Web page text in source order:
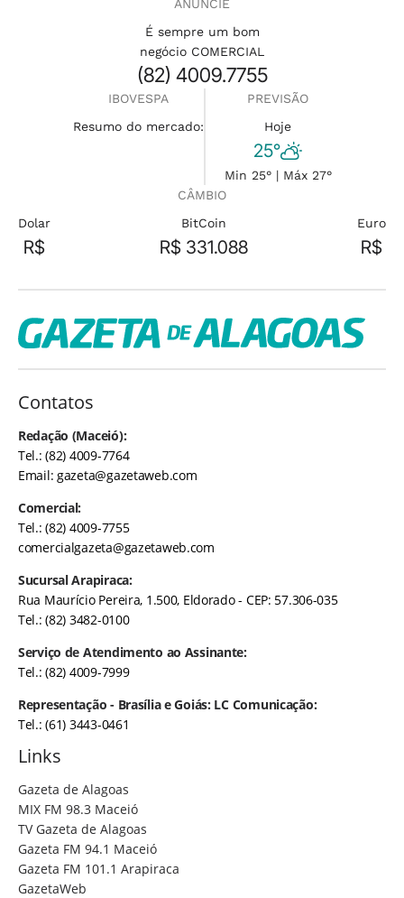
ANUNCIE
É sempre um bom
negócio COMERCIAL
(82) 4009.7755
IBOVESPA
Resumo do mercado:
PREVISÃO
Hoje
25°
Min 25° | Máx 27°
CÂMBIO
Dolar
R$
BitCoin
R$ 331.088
Euro
R$
Contatos
Redação (Maceió):
Tel.: (82) 4009-7764
Email:gazeta@gazetaweb.com
Comercial:
Tel.: (82) 4009-7755
comercialgazeta@gazetaweb.com
Sucursal Arapiraca:
Rua Maurício Pereira, 1.500, Eldorado - CEP: 57.306-035
Tel.: (82) 3482-0100
Serviço de Atendimento ao Assinante:
Tel.: (82) 4009-7999
Representação - Brasília e Goiás: LC Comunicação:
Tel.: (61) 3443-0461
Links
Gazeta de Alagoas
MIX FM 98.3 Maceió
TV Gazeta de Alagoas
Gazeta FM 94.1 Maceió
Gazeta FM 101.1 Arapiraca
GazetaWeb